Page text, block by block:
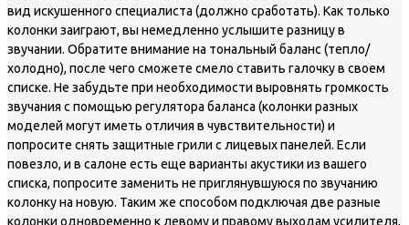
вид искушенного специалиста (должно сработать). Как только
колонки заиграют, вы немедленно услышите разницу в
звучании. Обратите внимание на тональный баланс (тепло/
холодно), после чего сможете смело ставить галочку в своем
списке. Не забудьте при необходимости выровнять громкость
звучания с помощью регулятора баланса (колонки разных
моделей могут иметь отличия в чувствительности) и
попросите снять защитные грили с лицевых панелей. Если
повезло, и в салоне есть еще варианты акустики из вашего
списка, попросите заменить не приглянувшуюся по звучанию
колонку на новую. Таким же способом подключая две разные
колонки одновременно к левому и правому выходам усилителя,